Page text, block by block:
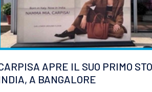
APRE IL SUO PRIMO
A BANGALORE